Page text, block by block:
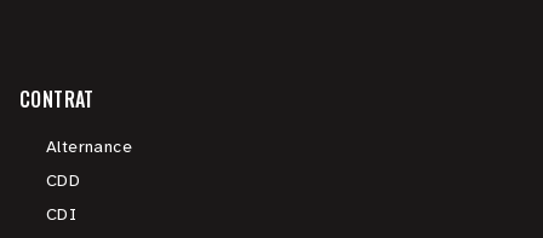
CONTRAT
Alternance
CDD
CDI